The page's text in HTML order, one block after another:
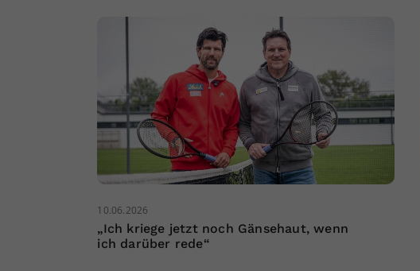
10.06.2026
„Ich kriege jetzt noch Gänsehaut, wenn
ich darüber rede“